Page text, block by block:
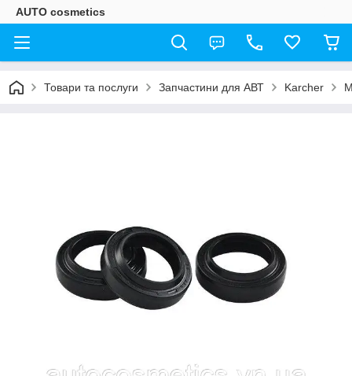
AUTO cosmetics
Товари та послуги Запчастини для АВТ Karcher